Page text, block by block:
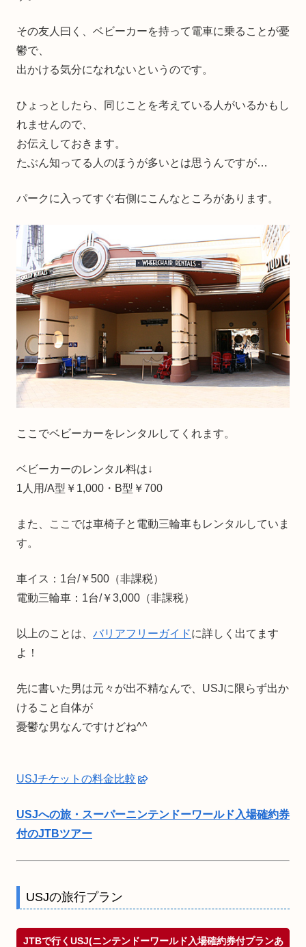
その友人曰く、ベビーカーを持って電車に乗ることが憂
鬱で、
出かける気分になれないというのです。
ひょっとしたら、同じことを考えている人がいるかもし
れませんので、
お伝えしておきます。
たぶん知ってる人のほうが多いとは思うんですが…
パークに入ってすぐ右側にこんなところがあります。
ここでベビーカーをレンタルしてくれます。
ベビーカーのレンタル料は↓
1人用/A型￥1,000・B型￥700
また、ここでは車椅子と電動三輪車もレンタルしていま
す。
車イス：1台/￥500（非課税）
電動三輪車：1台/￥3,000（非課税）
以上のことは、 バリアフリーガイドに詳しく出てます
よ！
先に書いた男は元々が出不精なんで、USJに限らず出か
けること自体が
憂鬱な男なんですけどね^^
USJチケットの料金比較
USJへの旅・スーパーニンテンドーワールド入場確約券
付のJTBツアー
USJの旅行プラン
JTBで行くUSJ(ニンテンドーワールド入場確約券付プランあ